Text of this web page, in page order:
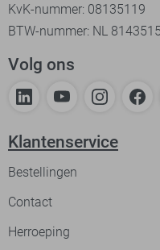
KvK-nummer: 08135119
BTW-nummer: NL
Volg ons
Klantenservice
Bestellingen
Contact
Herroeping